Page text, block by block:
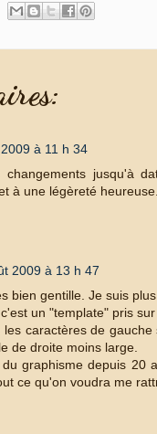
à 11 h 34
changements jusqu'à
à une légèreté heureuse.
2009 à 13 h 47
bien gentille. Je suis
un "template" pris
caractères de
de droite moins large.
graphisme depuis 20
ce qu'on voudra me